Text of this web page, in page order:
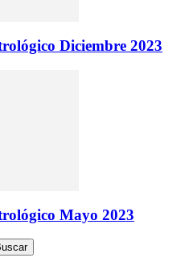
Diciembre 2023
Mayo 2023